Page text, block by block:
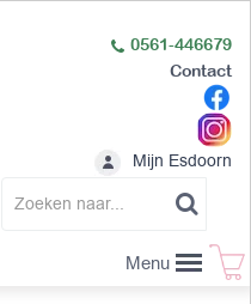
0561-446679
Contact
Mijn Esdoorn
Menu